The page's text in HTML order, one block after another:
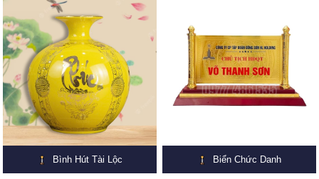
Bình Hút Tài Lộc Biển Chức Danh